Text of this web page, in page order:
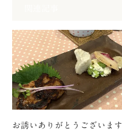
お誘いありがとうございます